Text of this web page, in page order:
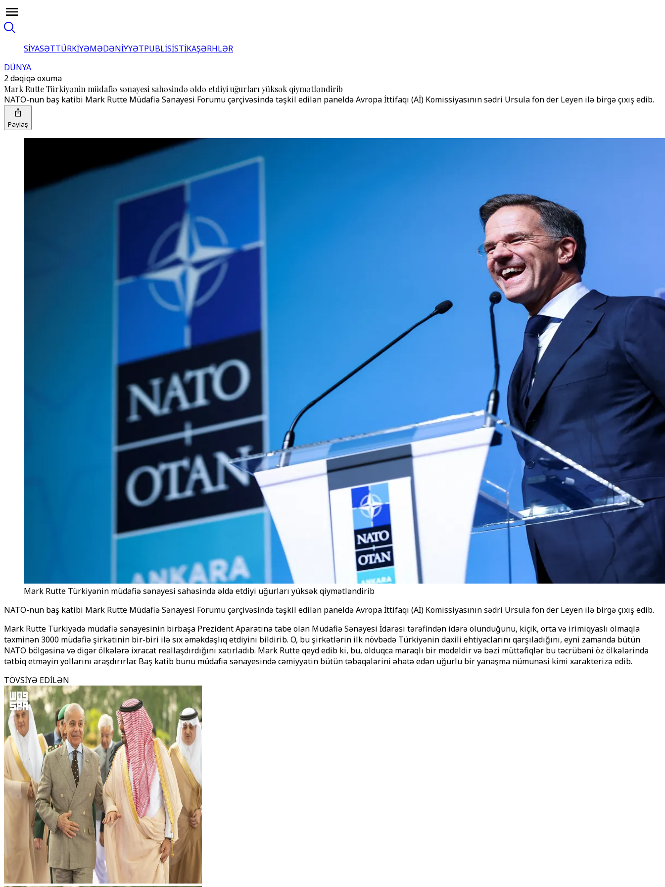
SİYASƏTTÜRKİYƏMƏDƏNİYYƏTPUBLİSİSTİKAŞƏRHLƏR
DÜNYA
2 dəqiqə oxuma
Mark Rutte Türkiyənin müdafiə sənayesi sahəsində əldə etdiyi uğurları yüksək qiymətləndirib
NATO-nun baş katibi Mark Rutte Müdafiə Sənayesi Forumu çərçivəsində təşkil edilən paneldə Avropa İttifaqı (Aİ) Komissiyasının sədri Ursula fon der Leyen ilə birgə çıxış edib.
Paylaş
Mark Rutte Türkiyənin müdafiə sənayesi sahəsində əldə etdiyi uğurları yüksək qiymətləndirib
NATO-nun baş katibi Mark Rutte Müdafiə Sənayesi Forumu çərçivəsində təşkil edilən paneldə Avropa İttifaqı (Aİ) Komissiyasının sədri Ursula fon der Leyen ilə birgə çıxış edib.
Mark Rutte Türkiyədə müdafiə sənayesinin birbaşa Prezident Aparatına tabe olan Müdafiə Sənayesi İdarəsi tərəfindən idarə olunduğunu, kiçik, orta və irimiqyaslı olmaqla
təxminən 3000 müdafiə şirkətinin bir-biri ilə sıx əməkdaşlıq etdiyini bildirib. O, bu şirkətlərin ilk növbədə Türkiyənin daxili ehtiyaclarını qarşıladığını, eyni zamanda bütün
NATO bölgəsinə və digər ölkələrə ixracat reallaşdırdığını xatırladıb. Mark Rutte qeyd edib ki, bu, olduqca maraqlı bir modeldir və bəzi müttəfiqlər bu təcrübəni öz ölkələrində
tətbiq etməyin yollarını araşdırırlar. Baş katib bunu müdafiə sənayesində cəmiyyətin bütün təbəqələrini əhatə edən uğurlu bir yanaşma nümunəsi kimi xarakterizə edib.
TÖVSİYƏ EDİLƏN